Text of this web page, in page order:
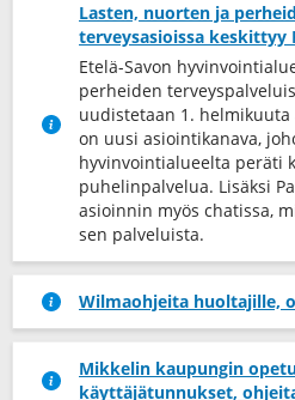
Lasten, nuorten ja
terveysasioissa keskittyy
Etelä-Savon
perheiden
uudistetaan 1. helmikuuta
on uusi asiointikanava,
hyvinvointialueelta peräti
puhelinpalvelua. Lisäksi
asioinnin myös chatissa,
sen palveluista.
Wilmaohjeita huoltajille,
Mikkelin kaupungin
käyttäjätunnukset,